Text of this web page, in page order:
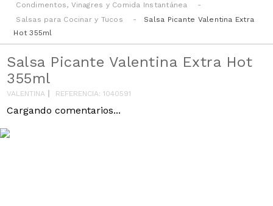
Condimentos, Vinagres y Comida Instantánea
Salsas para Cocinar y Tucos
Salsa Picante Valentina Extra
Hot 355ml
Salsa Picante Valentina Extra Hot
355ml
VALENTINA REFERENCIA:1040591
Cargando comentarios...